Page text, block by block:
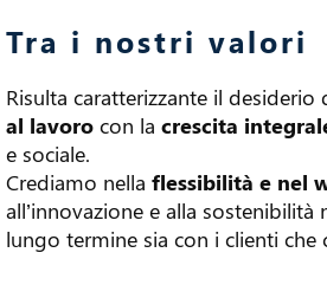
Tra i nostri valori
Risulta caratterizzante il desiderio
al lavoro con lacrescita
e sociale.
Crediamo nellaflessibilità e nel
all’innovazione e alla
lungo termine sia con i clienti che